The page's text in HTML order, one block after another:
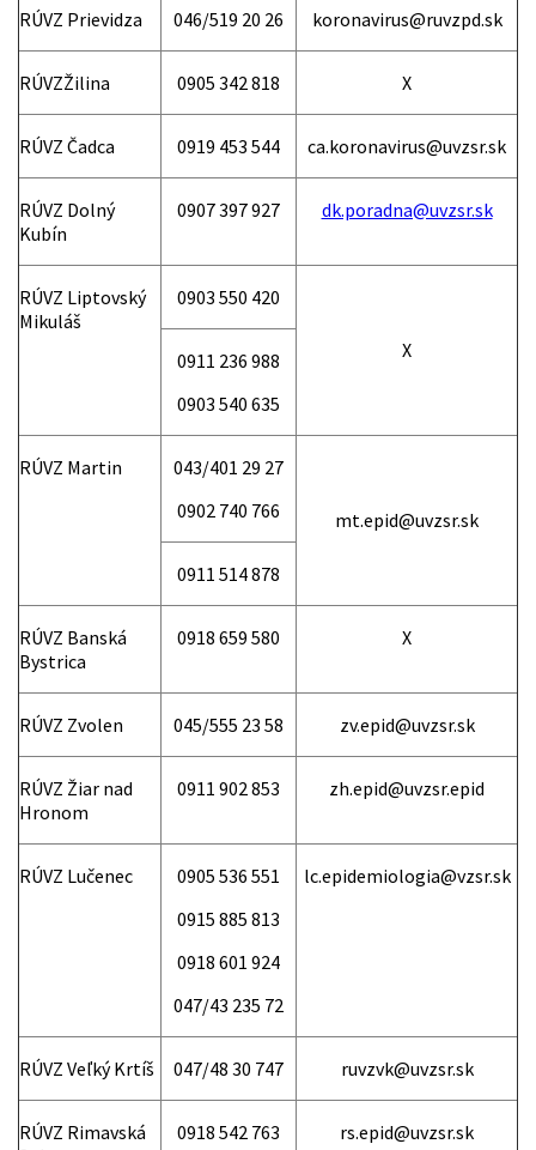
RÚVZ Prievidza 046/519 20 26 koronavirus@ruvzpd.sk
RÚVZŽilina 0905 342 818 X
RÚVZ Čadca 0919 453 544 ca.koronavirus@uvzsr.sk
RÚVZ Dolný
Kubín
0907 397 927 dk.poradna@uvzsr.sk
RÚVZ Liptovský
Mikuláš
0903 550 420
X
0911 236 988
0903 540 635
RÚVZ Martin
043/401 29 27
0902 740 766
mt.epid@uvzsr.sk
0911 514 878
RÚVZ Banská
Bystrica
0918 659 580 X
RÚVZ Zvolen 045/555 23 58 zv.epid@uvzsr.sk
RÚVZ Žiar nad
Hronom
0911 902 853 zh.epid@uvzsr.epid
RÚVZ Lučenec
0905 536 551
0915 885 813
0918 601 924
047/43 235 72
lc.epidemiologia@vzsr.sk
RÚVZ Veľký Krtíš 047/48 30 747 ruvzvk@uvzsr.sk
RÚVZ Rimavská
0918 542 763 rs.epid@uvzsr.sk